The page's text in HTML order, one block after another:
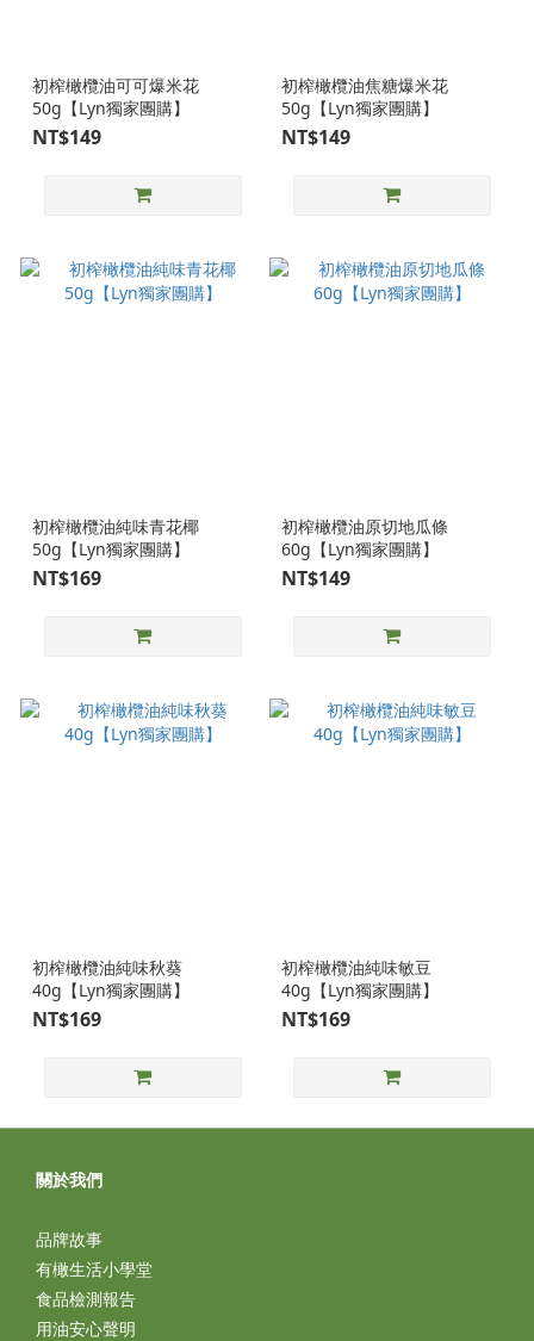
初榨橄欖油可可爆米花
50g【Lyn獨家團購】
NT$149
初榨橄欖油焦糖爆米花
50g【Lyn獨家團購】
NT$149
初榨橄欖油純味青花椰
50g【Lyn獨家團購】
NT$169
初榨橄欖油原切地瓜條
60g【Lyn獨家團購】
NT$149
初榨橄欖油純味秋葵
40g【Lyn獨家團購】
NT$169
初榨橄欖油純味敏豆
40g【Lyn獨家團購】
NT$169
關於我們
品牌故事
有橄生活小學堂
食品檢測報告
用油安心聲明